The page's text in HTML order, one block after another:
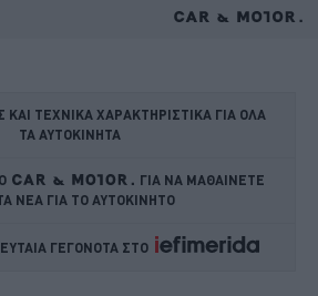
ΚΑΙ ΤΕΧΝΙΚΑ ΧΑΡΑΚΤΗΡΙΣΤΙΚΑ ΓΙΑ ΟΛΑ
ΤΑ ΑΥΤΟΚΙΝΗΤΑ
ΓΙΑ ΝΑ ΜΑΘΑΙΝΕΤΕ
ΝΕΑ ΓΙΑ ΤΟ ΑΥΤΟΚΙΝΗΤΟ
ΓΕΓΟΝΟΤΑ ΣΤΟ